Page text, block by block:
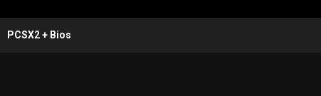
PCSX2 + Bios